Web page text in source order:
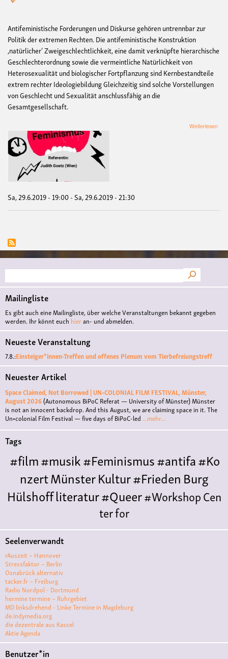
Antifeministische Forderungen und Diskurse gehören untrennbar zur
Politik der extremen Rechten. Die antifeministische Konstruktion
,natürlicher‘ Zweigeschlechtlichkeit, eine damit verknüpfte hierarchische
Geschlechterordnung sowie die vermeintliche Natürlichkeit von
Heterosexualität und biologischer Fortpflanzung sind Kernbestandteile
extrem rechter Ideologiebildung Gleichzeitig sind solche Vorstellungen
von Geschlecht und Sexualität anschlussfähig an die
Gesamtgesellschaft.
Weiterlesen
Sa, 29.6.2019 - 19:00-Sa, 29.6.2019 - 21:30
Suche
Mailingliste
Es gibt auch eine Mailingliste, über welche Veranstaltungen bekannt gegeben
werden. Ihr könnt euch hieran- und abmelden.
Neueste Veranstaltung
7.8.:Einsteiger*innen-Treffen und offenes Plenum vom Tierbefreiungstreff
Neuester Artikel
Space Claimed, Not Borrowed | UN•COLONIAL FILM FESTIVAL, Münster,
August 2026(Autonomous BiPoC Referat — University of Münster)Münster
is not an innocent backdrop. And this August, we are claiming space in it. The
Un•colonial Film Festival — five days of BiPoC-led ...mehr...
Tags
#film#musik#Feminismus#antifa#Ko
nzertMünsterKultur#FriedenBurg
Hülshoffliteratur#Queer#WorkshopCen
ter for
LiteraturePolyamoriePolytreff#liveKonzert
Polyamorietreff
Monogamie
ismuskunst
VKqueer #Demo#Theater
ve#film #kino #filmwerkstatt
#filmclub#Münster#BLACKBOXpunk#kino
Seelenverwandt
rAuszeit – Hannover
Stressfaktor – Berlin
Osnabrück alternativ
tacker.fr – Freiburg
Radio Nordpol - Dortmund
hermine termine – Ruhrgebiet
MD linksdrehend - Linke Termine in Magdeburg
de.indymedia.org
die dezentrale aus Kassel
Aktie Agenda
Benutzer*in